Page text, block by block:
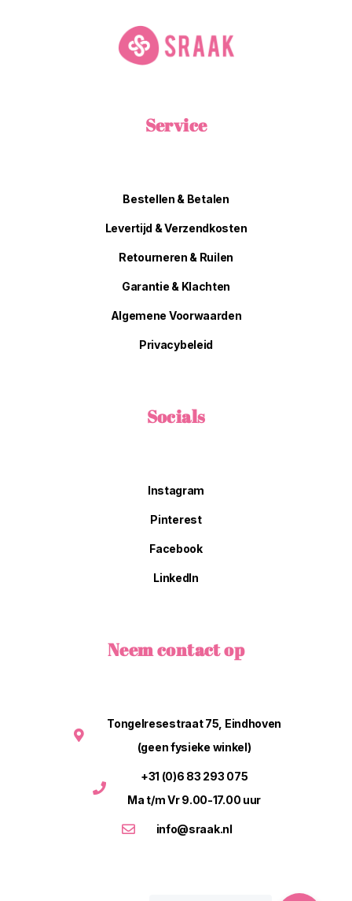
Service
Bestellen & Betalen
Levertijd & Verzendkosten
Retourneren & Ruilen
Garantie & Klachten
Algemene Voorwaarden
Privacybeleid
Socials
Instagram
Pinterest
Facebook
LinkedIn
Neem contact op
Tongelresestraat 75, Eindhoven
(geen fysieke winkel)
+31 (0)6 83 293 075
Ma t/m Vr 9.00-17.00 uur
info@sraak.nl